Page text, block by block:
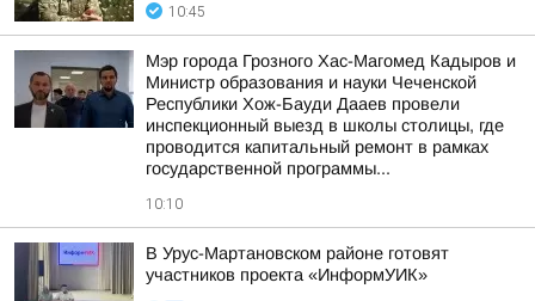
10:45
Мэр города Грозного Хас-Магомед Кадыров и
Министр образования и науки Чеченской
Республики Хож-Бауди Дааев провели
инспекционный выезд в школы столицы, где
проводится капитальный ремонт в рамках
государственной программы...
10:10
В Урус-Мартановском районе готовят
участников проекта «ИнформУИК»